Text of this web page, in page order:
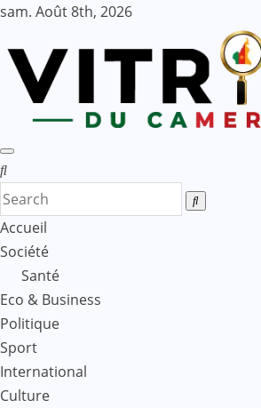
Skip
content
sam. Août 8th, 2026
Accueil
Société
Santé
Eco & Business
Politique
Sport
International
Culture